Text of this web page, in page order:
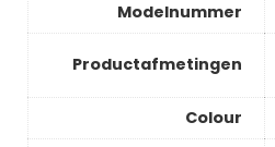
Modelnummer
Productafmetingen
Colour